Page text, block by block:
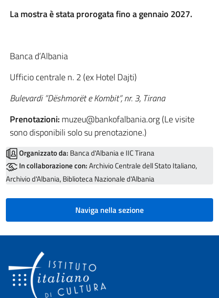
La mostra è stata prorogata fino a gennaio 2027.
Banca d’Albania
Ufficio centrale n. 2 (ex Hotel Dajti)
Bulevardi ”Dëshmorët e Kombit”, nr. 3, Tirana
Prenotazioni:muzeu@bankofalbania.org (Le visite
sono disponibili solo su prenotazione.)
Organizzato da: Banca d'Albania e IIC Tirana
In collaborazione con:Archivio Centrale dell Stato Italiano,
Archivio d'Albania, Biblioteca Nazionale d'Albania
Naviga nella sezione